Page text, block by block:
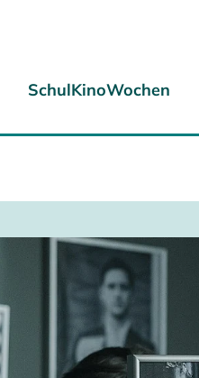
SchulKinoWochen